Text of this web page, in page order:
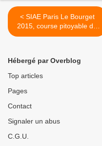
< SIAE Paris Le Bourget
2015, course pitoyable du
canard sans tête
Hébergé par Overblog
Top articles
Pages
Contact
Signaler un abus
C.G.U.